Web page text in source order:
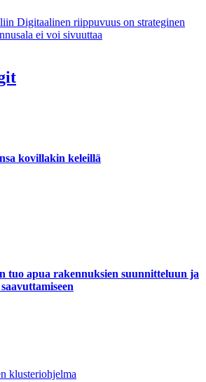
Digitaalinen riippuvuus on strateginen
ei voi sivuuttaa
kovillakin keleillä
tuo apua rakennuksien suunnitteluun ja
klusteriohjelma